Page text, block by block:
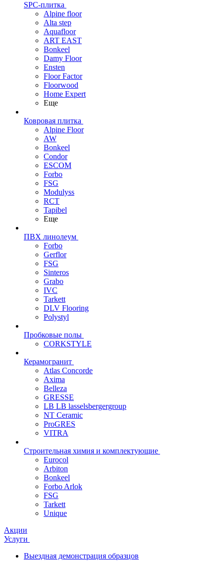
SPC-плитка
Alpine floor
Alta step
Aquafloor
ART EAST
Bonkeel
Damy Floor
Ensten
Floor Factor
Floorwood
Home Expert
Еще
Ковровая плитка
Alpine Floor
AW
Bonkeel
Condor
ESCOM
Forbo
FSG
Modulyss
RCT
Tapibel
Еще
ПВХ линолеум
Forbo
Gerflor
FSG
Sinteros
Grabo
IVC
Tarkett
DLV Flooring
Polystyl
Пробковые полы
CORKSTYLE
Керамогранит
Atlas Concorde
Axima
Belleza
GRESSE
LB LB lasselsbergergroup
NT Ceramic
ProGRES
VITRA
Строительная химия и комплектующие
Eurocol
Arbiton
Bonkeel
Forbo Arlok
FSG
Tarkett
Unique
Акции
Услуги
Выездная демонстрация образцов